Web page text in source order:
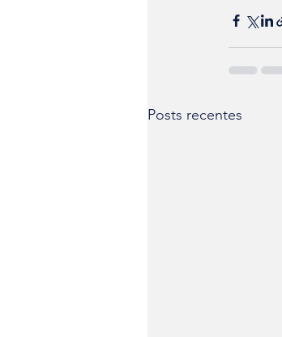
Posts recentes